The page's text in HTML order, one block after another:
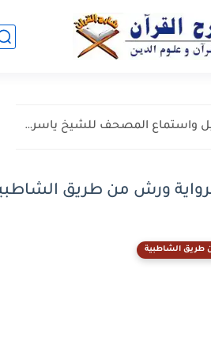
تحميل واستماع المصحف للشيخ ياسر القرشي حفص عن عاصم| شارح...
ورش من طريق الشاطبية
الشاطبية